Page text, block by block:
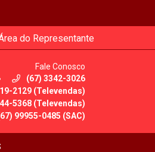
do Representante
Fale Conosco
(67) 3342-3026
2129 (Televendas)
5368 (Televendas)
99955-0485 (SAC)